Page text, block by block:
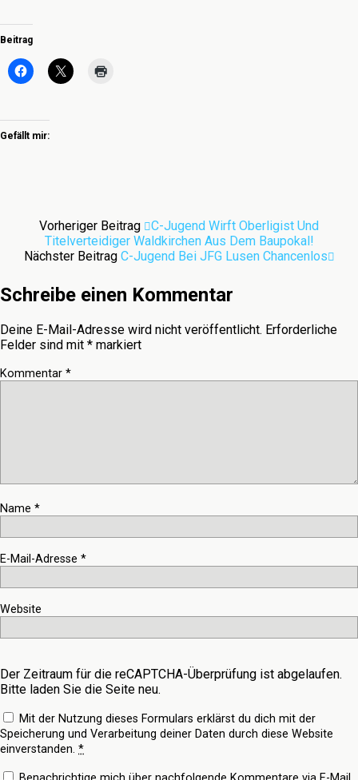
Beitrag
Gefällt mir:
Vorheriger Beitrag
C-Jugend Wirft Oberligist Und
Titelverteidiger Waldkirchen Aus Dem Baupokal!
Nächster Beitrag C-Jugend Bei JFG Lusen Chancenlos
Schreibe einen Kommentar
Deine E-Mail-Adresse wird nicht veröffentlicht. Erforderliche
Felder sind mit * markiert
Kommentar *
Name *
E-Mail-Adresse *
Website
Der Zeitraum für die reCAPTCHA-Überprüfung ist abgelaufen.
Bitte laden Sie die Seite neu.
Mit der Nutzung dieses Formulars erklärst du dich mit der
Speicherung und Verarbeitung deiner Daten durch diese Website
einverstanden. *